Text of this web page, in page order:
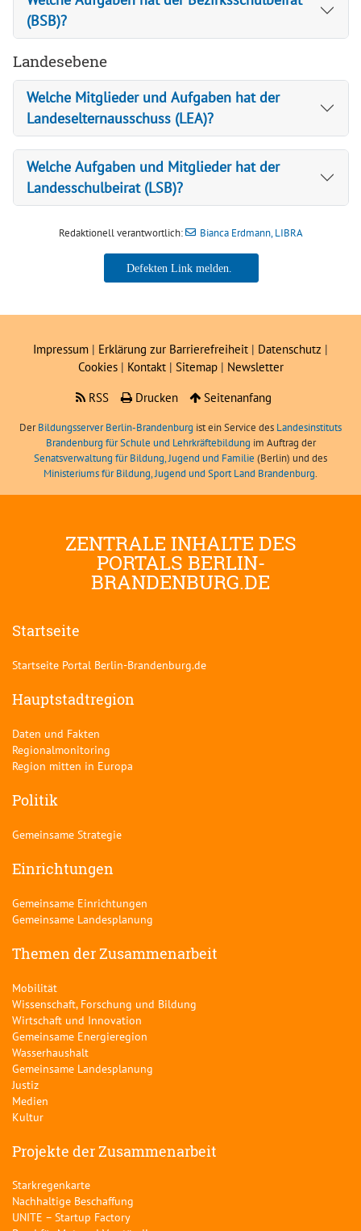
(BSB)?
Landesebene
Welche Mitglieder und Aufgaben hat der
Landeselternausschuss (LEA)?
Welche Aufgaben und Mitglieder hat der
Landesschulbeirat (LSB)?
Redaktionell verantwortlich: Bianca Erdmann, LIBRA
Bianca Erdmann, LIBRA
Impressum | Erklärung zur Barrierefreiheit | Datenschutz |
Cookies| Kontakt | Sitemap| Newsletter
RSS
Drucken Seitenanfang
DerBildungsserver Berlin-Brandenburg ist ein Service des Landesinstituts
Brandenburg für Schule und Lehrkräftebildung im Auftrag der
Senatsverwaltung für Bildung, Jugend und Familie (Berlin) und des
Ministeriums für Bildung, Jugend und Sport Land Brandenburg.
ZENTRALE INHALTE DES
PORTALS BERLIN-
BRANDENBURG.DE
Startseite
Startseite Portal Berlin-Brandenburg.de
Hauptstadtregion
Daten und Fakten
Regionalmonitoring
Region mitten in Europa
Politik
Gemeinsame Strategie
Einrichtungen
Gemeinsame Einrichtungen
Gemeinsame Landesplanung
Themen der Zusammenarbeit
Mobilität
Wissenschaft, Forschung und Bildung
Wirtschaft und Innovation
Gemeinsame Energieregion
Wasserhaushalt
Gemeinsame Landesplanung
Justiz
Medien
Kultur
Projekte der Zusammenarbeit
Starkregenkarte
Nachhaltige Beschaffung
UNITE – Startup Factory